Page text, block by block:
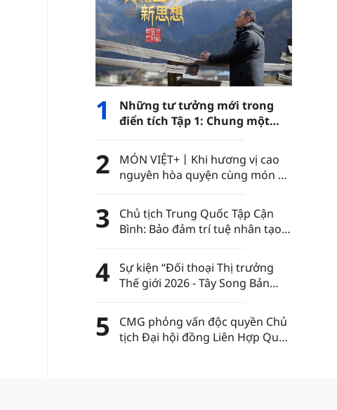
1
Những tư tưởng mới trong
điển tích Tập 1: Chung một
con đường
2
MÓN VIỆT+丨Khi hương vị cao
nguyên hòa quyện cùng món ăn
Việt Nam……
3
Chủ tịch Trung Quốc Tập Cận
Bình: Bảo đảm trí tuệ nhân tạo
luôn nằm trong sự kiểm soát
của nhân loại
4
Sự kiện “Đối thoại Thị trưởng
Thế giới 2026 - Tây Song Bản
Nạp” diễn ra tại châu tự trị dân
tộc Thái Tây Song Bản Nạp, tỉnh
Vân Nam, Trung Quốc
5
CMG phỏng vấn độc quyền Chủ
tịch Đại hội đồng Liên Hợp Quốc